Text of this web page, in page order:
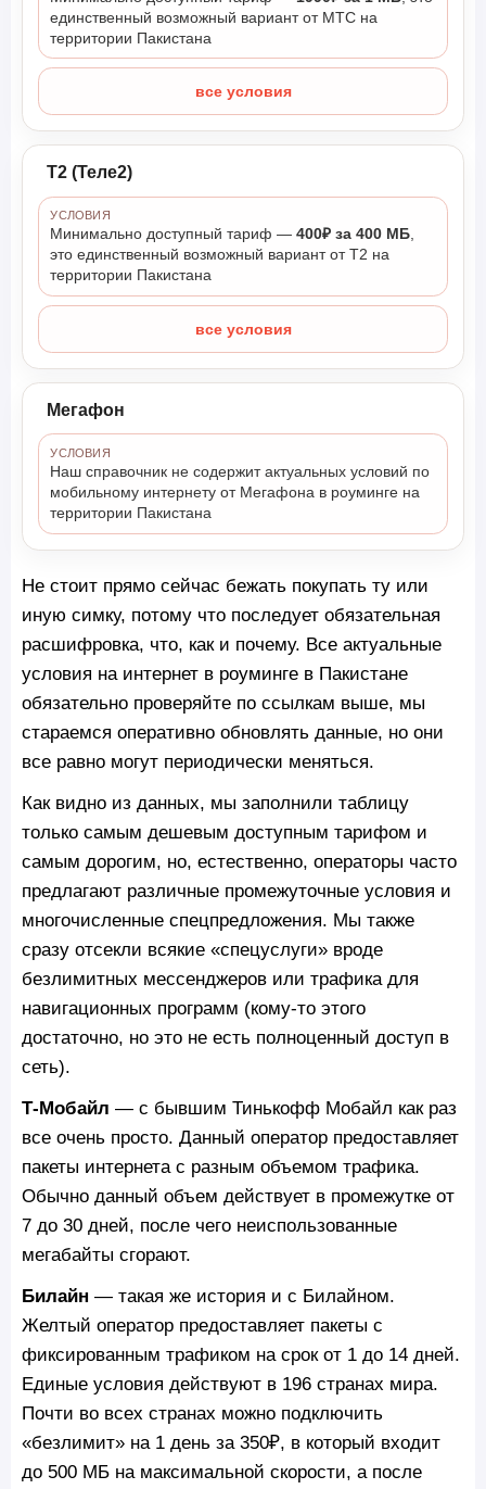
единственный возможный вариант от МТС на
территории Пакистана
все условия
Т2 (Теле2)
УСЛОВИЯ
Минимально доступный тариф —400₽ за 400 МБ,
это единственный возможный вариант от Т2 на
территории Пакистана
все условия
Мегафон
УСЛОВИЯ
Наш справочник не содержит актуальных условий по
мобильному интернету от Мегафона в роуминге на
территории Пакистана
Не стоит прямо сейчас бежать покупать ту или
иную симку, потому что последует обязательная
расшифровка, что, как и почему. Все актуальные
условия на интернет в роуминге в Пакистане
обязательно проверяйте по ссылкам выше, мы
стараемся оперативно обновлять данные, но они
все равно могут периодически меняться.
Как видно из данных, мы заполнили таблицу
только самым дешевым доступным тарифом и
самым дорогим, но, естественно, операторы часто
предлагают различные промежуточные условия и
многочисленные спецпредложения. Мы также
сразу отсекли всякие «спецуслуги» вроде
безлимитных мессенджеров или трафика для
навигационных программ (кому-то этого
достаточно, но это не есть полноценный доступ в
сеть).
Т-Мобайл — с бывшим Тинькофф Мобайл как раз
все очень просто. Данный оператор предоставляет
пакеты интернета с разным объемом трафика.
Обычно данный объем действует в промежутке от
7 до 30 дней, после чего неиспользованные
мегабайты сгорают.
Билайн — такая же история и с Билайном.
Желтый оператор предоставляет пакеты с
фиксированным трафиком на срок от 1 до 14 дней.
Единые условия действуют в 196 странах мира.
Почти во всех странах можно подключить
«безлимит» на 1 день за 350₽, в который входит
до 500 МБ на максимальной скорости, а после